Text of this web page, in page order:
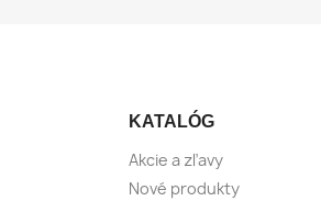
KATALÓG
Akcie a zľavy
Nové produkty